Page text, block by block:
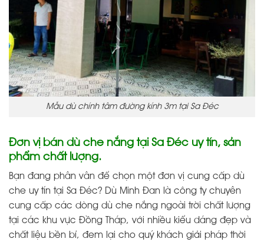
Mẫu dù chính tâm đường kính 3m tại Sa Đéc
Đơn vị bán dù che nắng tại Sa Đéc uy tín, sản
phẩm chất lượng.
Bạn đang phân vân để chọn một đơn vị cung cấp dù
che uy tín tại Sa Đéc? Dù Minh Đan là công ty chuyên
cung cấp các dòng dù che nắng ngoài trời chất lượng
tại các khu vực Đồng Tháp, với nhiều kiểu dáng đẹp và
chất liệu bền bỉ, đem lại cho quý khách giải pháp thời